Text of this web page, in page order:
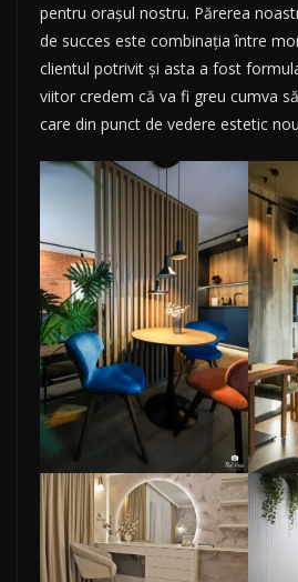
pentru orașul nostru. Părerea
de succes este combinația între
clientul potrivit și asta a fost
viitor credem că va fi greu cumva
care din punct de vedere estetic